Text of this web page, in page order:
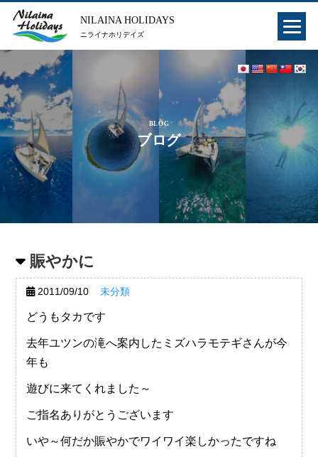
NILAINA HOLIDAYS
ニライナホリデイズ
BLOG
ブログ
賑やかに
2011/09/10 未分類
どうもタカです
去年ユツンの滝へ案内したミズハラモテギさんが今
年も
遊びに来てくれました～
ご指名ありがとうございます
いや～何だか賑やかでワイワイ楽しかったですね